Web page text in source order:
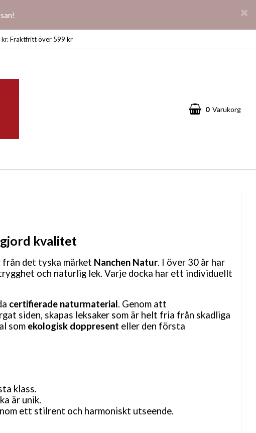
kr. Fraktfritt över 599 kr
0 Varukorg
kvalitet
från det tyska märket Nanchen Natur. I över 30 år har
och naturlig lek. Varje docka har ett individuellt
certifierade naturmaterial. Genom att
siden, skapas leksaker som är helt fria från skadliga
som ekologisk doppresent eller den första
klass.
är unik.
ett stilrent och harmoniskt utseende.